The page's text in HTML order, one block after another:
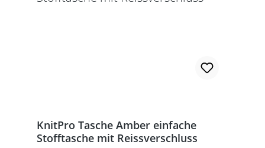
KnitPro Tasche Amber einfache
Stofftasche mit Reissverschluss